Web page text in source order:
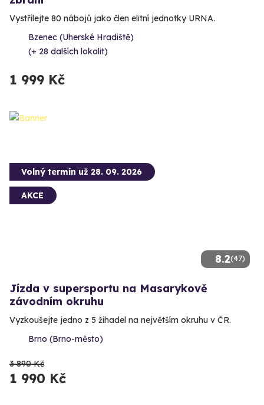
Vystřílejte 80 nábojů jako člen elitní jednotky URNA.
Bzenec (Uherské Hradiště)
(+ 28 dalších lokalit)
1 999 Kč
8.2(47)
Volný termín už 28. 09. 2026
AKCE
Jízda v supersportu na Masarykově
závodním okruhu
Vyzkoušejte jedno z 5 žihadel na největším okruhu v ČR.
Brno (Brno-město)
3 890 Kč
1 990 Kč